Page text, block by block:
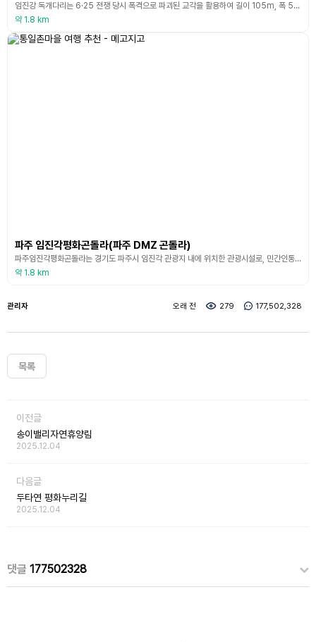
임진강 독개다리는 6·25 전쟁 당시 폭격으로 파괴된 교각을 활용하여 길이 105m, 폭 5m로 전쟁 전 철교의 형태를 재현해 만든 관광형 인도교이다. 과거, 현재, 미래로 구성된 다리를 걸으며 전쟁의 상흔과 평화의 소중함을 느낄 수 있도록 했다. 통일에 대한 염원과 미래지향적 의미를 담아 만든 이곳은 별도 출입 허가 절차 없이 민통선 내 풍광을 자유로이 즐길 수 있는 관광시설이다.
약 1.8 km
파주 임진각평화곤돌라(파주 DMZ 곤돌라)
파주임진각평화곤돌라는 경기도 파주시 임진각 관광지 내에 위치한 관광시설로, 민간인통제구역을 넘나드는 국내 최초의 곤돌라이다. 이 곤돌라는 임진각과 캠프그리브스를 연결하며, 탑승객이 DMZ 일원의 역사와 자연을 동시에 체험할 수 있도록 설계된 안보·평화 관광 콘텐츠이다. 곤돌라를 타고 임진강을 가로지르는 동안 철책선과 감시초소, 분단의 흔적들이 한눈에 들어오며, 남북 분단의 현실을 생생하게 느낄 수 있는 장소이다. 일반 캐빈 외에도 바닥이 투명한 크리스탈
약 1.8 km
관리자 오래 전 279 177,502,328
목록
이전글
송이밸리자연휴양림
2025.12.04
다음글
두타연 평화누리길
2025.12.04
댓글 177502328